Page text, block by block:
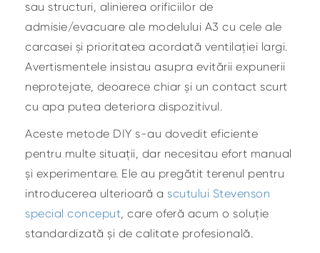
sau structuri, alinierea orificiilor de
admisie/evacuare ale modelului A3 cu cele ale
carcasei și prioritatea acordată ventilației largi.
Avertismentele insistau asupra evitării expunerii
neprotejate, deoarece chiar și un contact scurt
cu apa putea deteriora dispozitivul.
Aceste metode DIY s-au dovedit eficiente
pentru multe situații, dar necesitau efort manual
și experimentare. Ele au pregătit terenul pentru
introducerea ulterioară a scutului Stevenson
special conceput, care oferă acum o soluție
standardizată și de calitate profesională.